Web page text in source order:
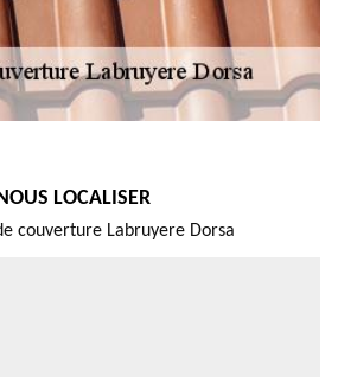
LOCALISER
couverture Labruyere Dorsa